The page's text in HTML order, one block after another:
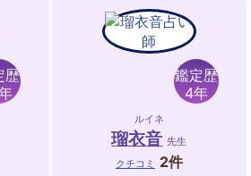
リング 遠隔ヒーリング
夢占い エネルギーワー
歴
鑑定歴
4年
ルイネ
瑠衣音 先生
クチコミ
2件